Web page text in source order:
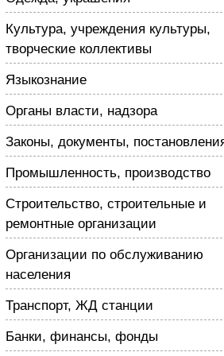
Культура, учреждения культуры,
творческие коллективы
Языкознание
Органы власти, надзора
Законы, документы,
Промышленность, производство
Строительство, строительные и
ремонтные организации
Организации по обслуживанию
населения
Транспорт, ЖД станции
Банки, финансы, фонды